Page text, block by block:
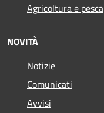
Agricoltura e pesca
NOVITÀ
Notizie
Comunicati
Avvisi